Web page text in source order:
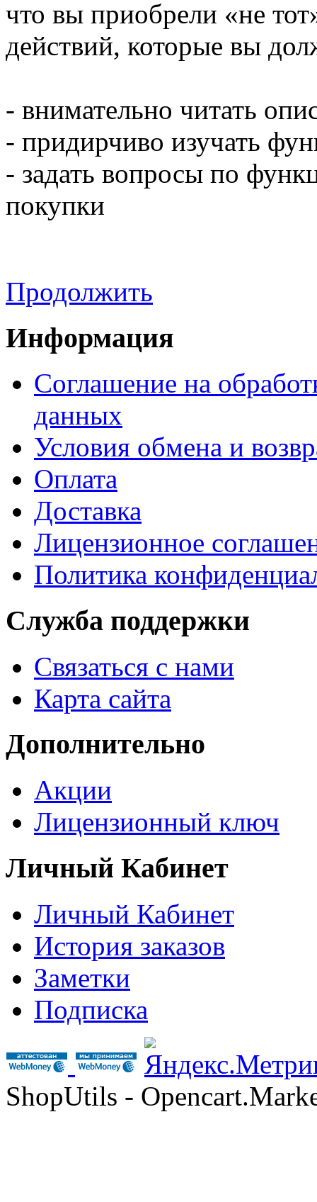
что вы приобрели «не
действий, которые вы
- внимательно читать
- придирчиво изучать
- задать вопросы по
покупки
Продолжить
Информация
Соглашение на
данных
Условия обмена и
Оплата
Доставка
Лицензионное
Политика
Служба поддержки
Связаться с нами
Карта сайта
Дополнительно
Акции
Лицензионный ключ
Личный Кабинет
Личный Кабинет
История заказов
Заметки
Подписка
ShopUtils -